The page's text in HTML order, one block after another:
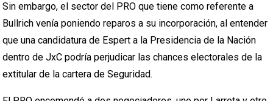
Sin embargo, el sector del PRO que tiene como referente a
Bullrich venía poniendo reparos a su incorporación, al entender
que una candidatura de Espert a la Presidencia de la Nación
dentro de JxC podría perjudicar las chances electorales de la
extitular de la cartera de Seguridad.